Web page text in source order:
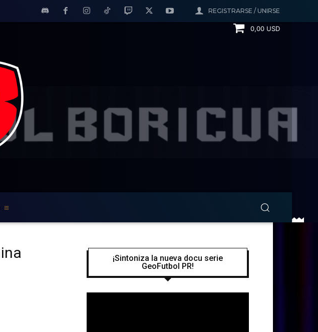
REGISTRARSE / UNIRSE
0,00 USD
¡Sintoniza la nueva docu serie
GeoFutbol PR!